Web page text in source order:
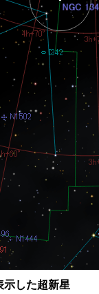
示した超新星